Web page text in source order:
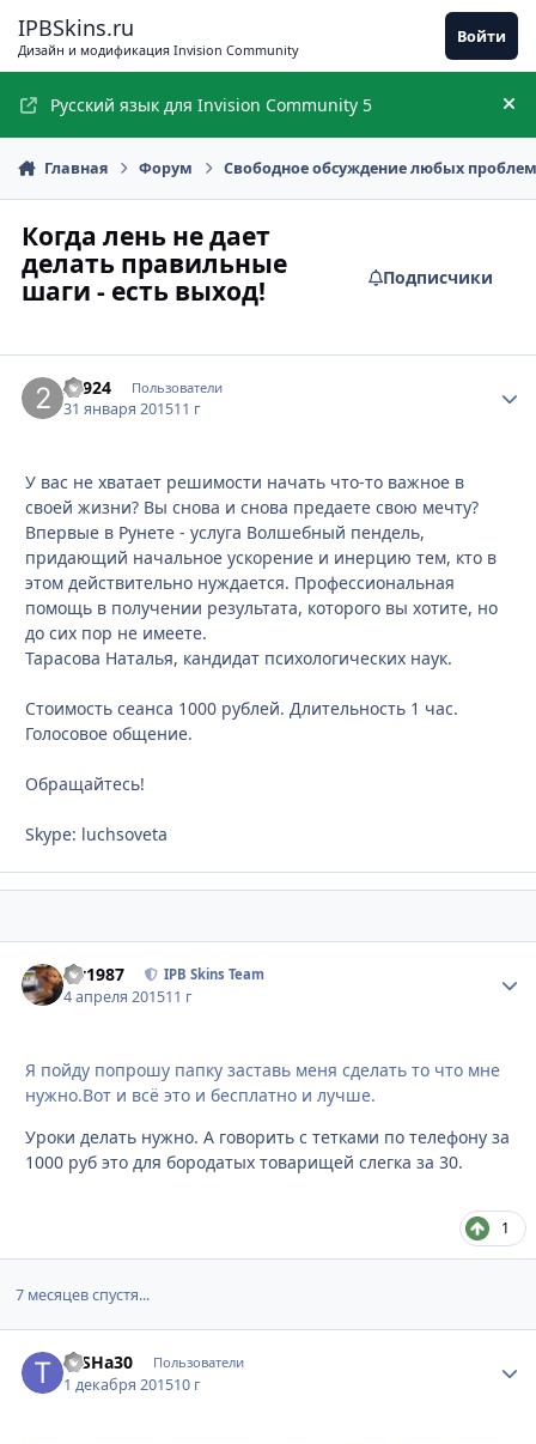
IPBSkins.ru
Дизайн и модификация Invision Community
Войти
Русский язык для Invision Community 5
Главная Форум Свободное обсуждение любых
Когда лень не дает
делать правильные
шаги - есть выход!
Подписчики
22924 Пользователи
31 января 201511 г
У вас не хватает решимости начать что-то важное в
своей жизни? Вы снова и снова предаете свою мечту?
Впервые в Рунете - услуга Волшебный пендель,
придающий начальное ускорение и инерцию тем, кто в
этом действительно нуждается. Профессиональная
помощь в получении результата, которого вы хотите, но
до сих пор не имеете.
Тарасова Наталья, кандидат психологических наук.
Стоимость сеанса 1000 рублей. Длительность 1 час.
Голосовое общение.
Обращайтесь!
Skype: luchsoveta
siv1987 IPB Skins Team
4 апреля 201511 г
Я пойду попрошу папку заставь меня сделать то что мне
нужно.Вот и всё это и бесплатно и лучше.
Уроки делать нужно. А говорить с тетками по телефону за
1000 руб это для бородатых товарищей слегка за 30.
1
7 месяцев спустя...
TaSHa30 Пользователи
1 декабря 201510 г